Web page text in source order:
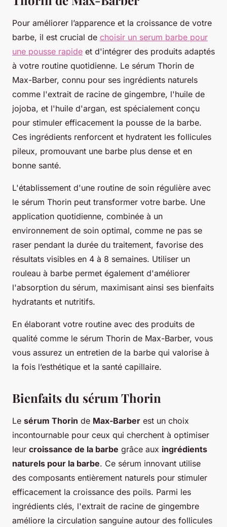
Pour améliorer l’apparence et la croissance de votre
barbe, il est crucial de choisir un serum barbe pour
une pousse rapide et d'intégrer des produits adaptés
à votre routine quotidienne. Le sérum Thorin de
Max-Barber, connu pour ses ingrédients naturels
comme l'extrait de racine de gingembre, l'huile de
jojoba, et l'huile d'argan, est spécialement conçu
pour stimuler efficacement la pousse de la barbe.
Ces ingrédients renforcent et hydratent les follicules
pileux, promouvant une barbe plus dense et en
bonne santé.
L'établissement d'une routine de soin régulière avec
le sérum Thorin peut transformer votre barbe. Une
application quotidienne, combinée à un
environnement de soin optimal, comme ne pas se
raser pendant la durée du traitement, favorise des
résultats visibles en 4 à 8 semaines. Utiliser un
rouleau à barbe permet également d'améliorer
l'absorption du sérum, maximisant ainsi ses bienfaits
hydratants et nutritifs.
En élaborant votre routine avec des produits de
qualité comme le sérum Thorin de Max-Barber, vous
vous assurez un entretien de la barbe qui valorise à
la fois l’esthétique et la santé capillaire.
Bienfaits du sérum Thorin
Le sérum Thorin de Max-Barber est un choix
incontournable pour ceux qui cherchent à optimiser
leur croissance de la barbe grâce aux ingrédients
naturels pour la barbe. Ce sérum innovant utilise
des composants entièrement naturels pour stimuler
efficacement la croissance des poils. Parmi les
ingrédients clés, l'extrait de racine de gingembre
améliore la circulation sanguine autour des follicules